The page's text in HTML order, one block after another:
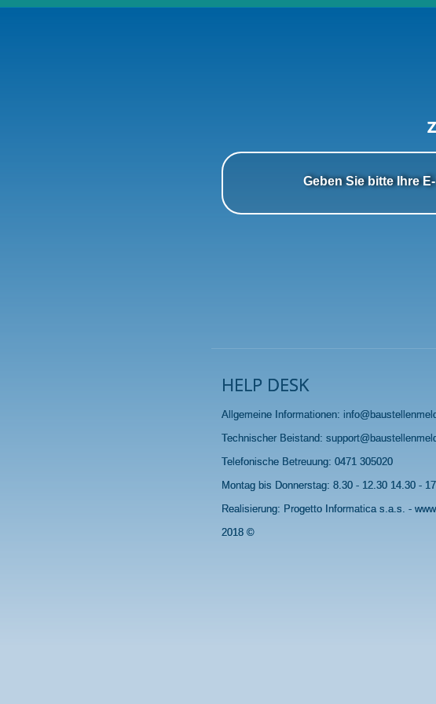
Geben Sie bitte Ihre
HELP DESK
Allgemeine Informationen:
Technischer Beistand:
Telefonische Betreuung: 0471 305020
Montag bis Donnerstag: 8.30 - 12.30 14.30 -
Realisierung: Progetto Informatica s.a.s. -
2018 ©